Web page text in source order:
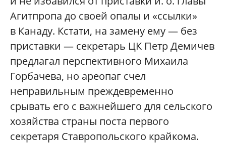
Агитпропа до своей опалы и «ссылки»
в Канаду. Кстати, на замену ему — без
приставки — секретарь ЦК Петр Демичев
предлагал перспективного Михаила
Горбачева, но ареопаг счел
неправильным преждевременно
срывать его с важнейшего для сельского
хозяйства страны поста первого
секретаря Ставропольского крайкома.